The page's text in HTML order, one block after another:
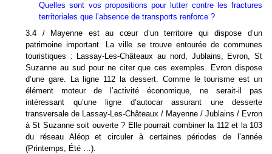
Quelles sont vos propositions pour lutter contre les fractures
territoriales que l’absence de transports renforce ?
3.4 / Mayenne est au cœur d’un territoire qui dispose d’un
patrimoine important. La ville se trouve entourée de communes
touristiques : Lassay-Les-Châteaux au nord, Jublains, Evron, St
Suzanne au sud pour ne citer que ces exemples. Evron dispose
d’une gare. La ligne 112 la dessert. Comme le tourisme est un
élément moteur de l’activité économique, ne serait-il pas
intéressant qu’une ligne d’autocar assurant une desserte
transversale de Lassay-Les-Châteaux / Mayenne / Jublains / Evron
à St Suzanne soit ouverte ? Elle pourrait combiner la 112 et la 103
du réseau Aléop et circuler à certaines périodes de l’année
(Printemps, Été …).